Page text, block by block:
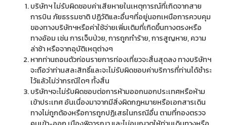
บริษัทฯ ไม่รับผิดชอบค่าเสียหายในเหตุการณ์ที่เกิดจากสาย
การบิน ภัยธรรมชาติ ปฏิวัติและอื่นๆที่อยู่นอกเหนือการควบคุม
ของทางบริษัทฯหรือค่าใช้จ่ายเพิ่มเติมที่เกิดขึ้นทางตรงหรือ
ทางอ้อม เช่น การเจ็บป่วย, การถูกทำร้าย, การสูญหาย, ความ
ล่าช้า หรือจากอุบัติเหตุต่างๆ
หากท่านถอนตัวก่อนรายการท่องเที่ยวจะสิ้นสุดลง ทางบริษัทฯ
จะถือว่าท่านสละสิทธิ์และจะไม่รับผิดชอบค่าบริการที่ท่านได้ชำระ
ไว้แล้วไม่ว่ากรณีใดๆ ทั้งสิ้น
บริษัทฯจะไม่รับผิดชอบต่อการห้ามออกนอกประเทศหรือห้าม
เข้าประเทศ อันเนื่องมาจากมีสิ่งผิดกฎหมายหรือเอกสารเดิน
ทางไม่ถูกต้องหรือการถูกปฏิเสธในกรณีอื่น ตามที่กองตรวจ